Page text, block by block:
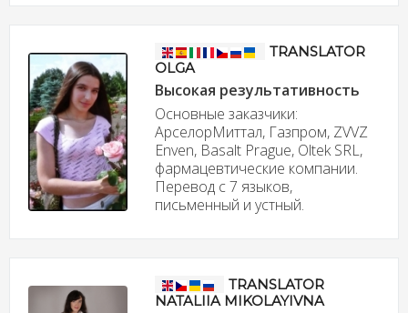
TRANSLATOR
OLGA
Высокая результативность
Основные заказчики:
АрселорМиттал, Газпром, ZVVZ
Enven, Basalt Prague, Oltek SRL,
фармацевтические компании.
Перевод с 7 языков,
письменный и устный.
TRANSLATOR
NATALIIA MIKOLAYIVNA